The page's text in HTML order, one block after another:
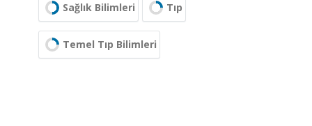
Sağlık Bilimleri Tıp
Temel Tıp Bilimleri